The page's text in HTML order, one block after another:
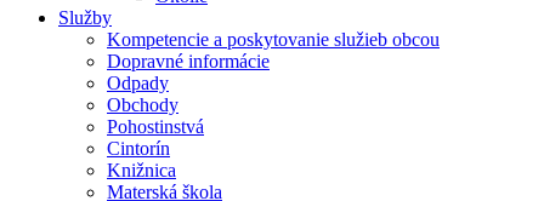
Služby
Kompetencie a poskytovanie služieb obcou
Dopravné informácie
Odpady
Obchody
Pohostinstvá
Cintorín
Knižnica
Materská škola